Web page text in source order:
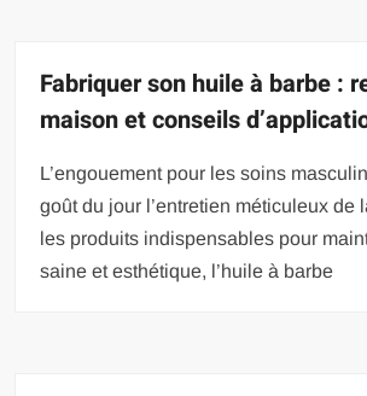
Fabriquer son huile à barbe :
maison et conseils
L’engouement pour les soins
goût du jour l’entretien méticuleux de
les produits indispensables pour
saine et esthétique, l’huile à barbe